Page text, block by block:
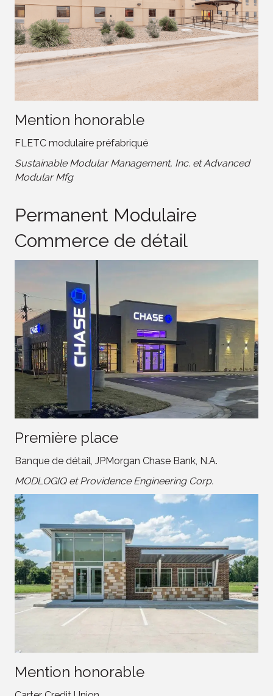
Mention honorable
FLETC modulaire préfabriqué
Sustainable Modular Management, Inc. et Advanced
Modular Mfg
Permanent Modulaire
Commerce de détail
Première place
Banque de détail, JPMorgan Chase Bank, N.A.
MODLOGIQ et Providence Engineering Corp.
Mention honorable